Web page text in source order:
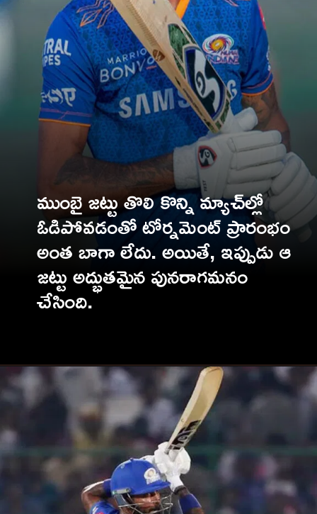
ముంబై జట్టు తొలి కొన్ని మ్యాచ్‌ల్లో
ఓడిపోవడంతో టోర్నమెంట్ ప్రారంభం
అంత బాగా లేదు. అయితే, ఇప్పుడు ఆ
జట్టు అద్భుతమైన పునరాగమనం
చేసింది.